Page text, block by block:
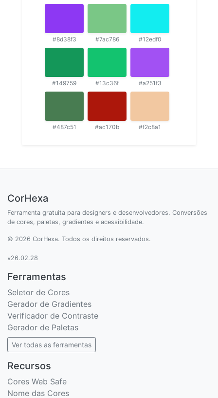
#8d38f3 #7ac786 #12edf0
#149759 #13c36f #a251f3
#487c51 #ac170b #f2c8a1
CorHexa
Ferramenta gratuita para designers e desenvolvedores. Conversões
de cores, paletas, gradientes e acessibilidade.
© 2026 CorHexa. Todos os direitos reservados.
v26.02.28
Ferramentas
Seletor de Cores
Gerador de Gradientes
Verificador de Contraste
Gerador de Paletas
Ver todas as ferramentas
Recursos
Cores Web Safe
Nome das Cores